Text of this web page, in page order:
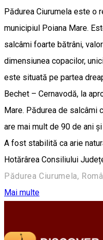
Pădurea Ciurumela este o
municipiul Poiana Mare.
salcâmi foarte bătrâni,
dimensiunea copacilor,
este situată pe partea
Bechet – Cernavodă, la
Mare. Pădurea de
are mai mult de 90 de ani
A fost stabilită ca arie
Hotărârea Consiliului
Pădurea Ciurumela,
Mai multe